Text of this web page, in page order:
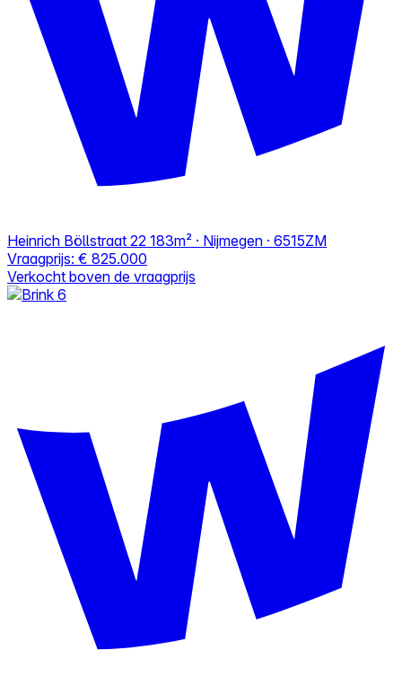
Heinrich Böllstraat 22 183m² · Nijmegen · 6515ZM
Vraagprijs: € 825.000
Verkocht boven de vraagprijs